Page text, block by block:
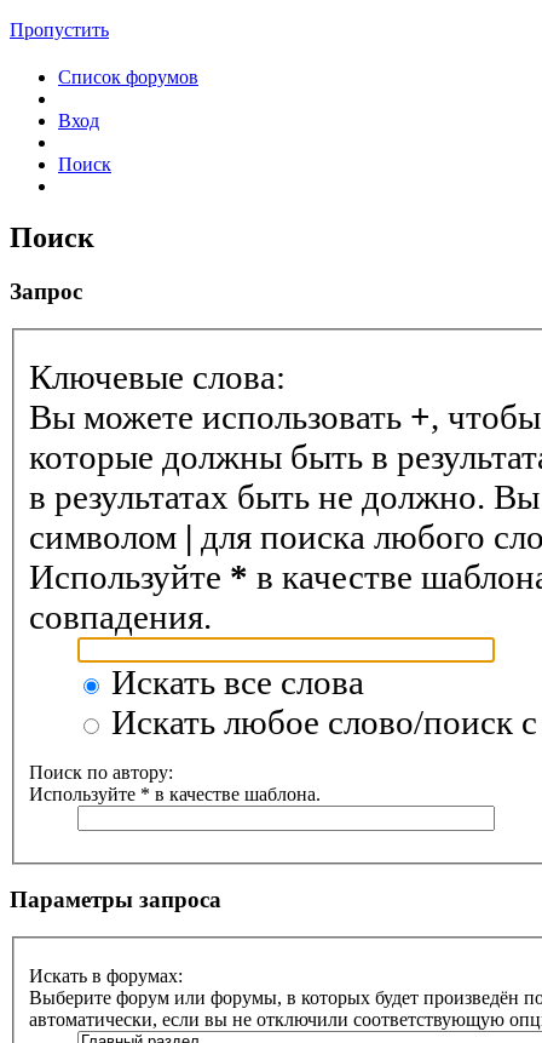
Пропустить
Список форумов
Вход
Поиск
Поиск
Запрос
Ключевые слова:
Вы можете использовать +,
которые должны быть в
в результатах быть не должно.
символом | для поиска любого
Используйте * в качестве
совпадения.
Искать все слова
Искать любое слово/поиск
Поиск по автору:
Используйте * в качестве шаблона.
Параметры запроса
Искать в форумах:
Выберите форум или форумы, в которых будет произведён
автоматически, если вы не отключили соответствующую